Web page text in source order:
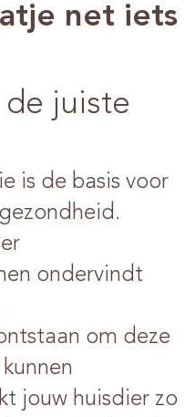
net iets
juiste
is de basis voor
ondervindt
om deze
jouw huisdier zo